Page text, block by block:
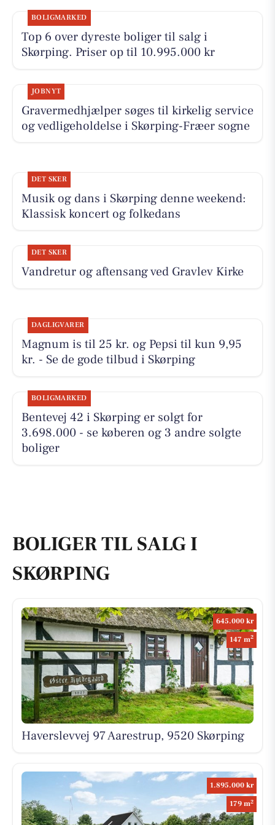
BOLIGMARKED
Top 6 over dyreste boliger til salg i
Skørping. Priser op til 10.995.000 kr
JOBNYT
Gravermedhjælper søges til kirkelig service
og vedligeholdelse i Skørping-Fræer sogne
DET SKER
Musik og dans i Skørping denne weekend:
Klassisk koncert og folkedans
DET SKER
Vandretur og aftensang ved Gravlev Kirke
DAGLIGVARER
Magnum is til 25 kr. og Pepsi til kun 9,95
kr. - Se de gode tilbud i Skørping
BOLIGMARKED
Bentevej 42 i Skørping er solgt for
3.698.000 - se køberen og 3 andre solgte
boliger
BOLIGER TIL SALG I
SKØRPING
645.000 kr
147 m2
Haverslevvej 97 Aarestrup, 9520 Skørping
1.895.000 kr
179 m2